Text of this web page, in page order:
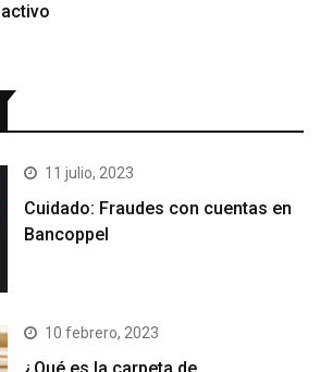
activo
11 julio, 2023
Cuidado: Fraudes con cuentas en
Bancoppel
10 febrero, 2023